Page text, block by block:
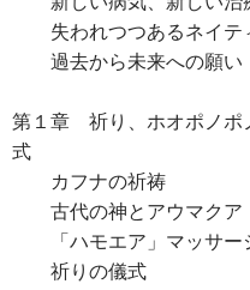
失われつつあるネイテ
過去から未来への願い
第１章 祈り、ホオポノポ
式
カフナの祈祷
古代の神とアウマクア
「ハモエア」マッサー
祈りの儀式